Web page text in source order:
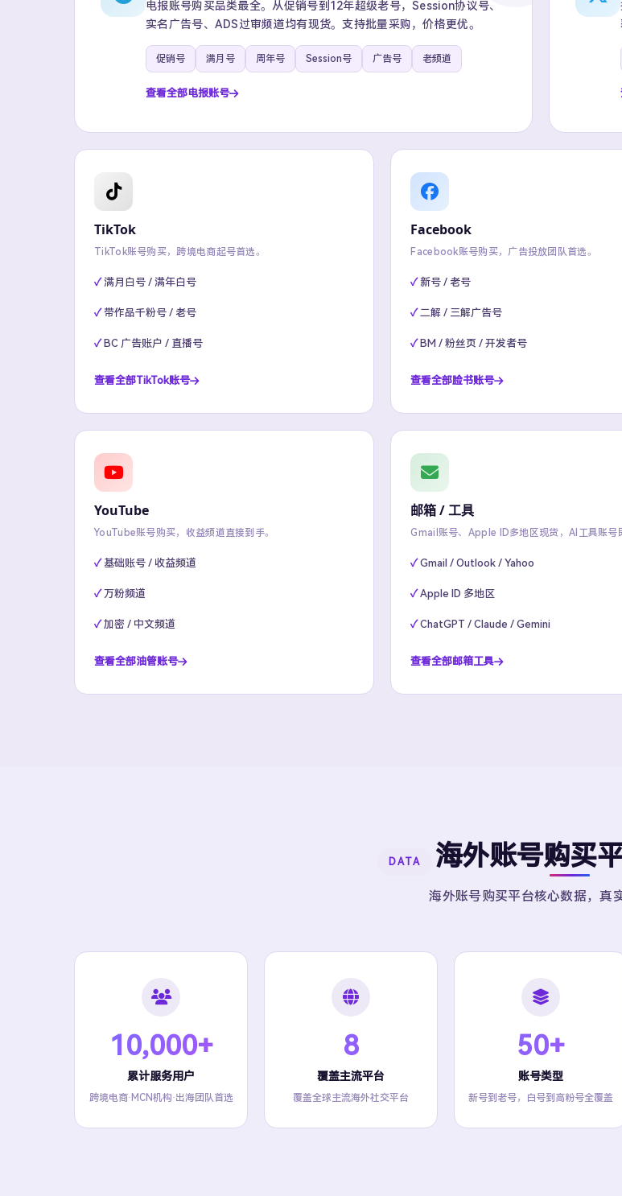
电报账号购买品类最全。从促销号到12年超级老号，Session协议号、
实名广告号、ADS过审频道均有现货。支持批量采购，价格更优。
促销号 满月号 周年号 Session号 广告号 老频道
查看全部电报账号
TikTok
TikTok账号购买，跨境电商起号首选。
满月白号 / 满年白号
带作品千粉号 / 老号
BC 广告账户 / 直播号
查看全部TikTok账号
Facebook
Facebook账号购买，广告投放团队首选。
新号 / 老号
二解 / 三解广告号
BM / 粉丝页 / 开发者号
查看全部脸书账号
YouTube
YouTube账号购买，收益频道直接到手。
基础账号 / 收益频道
万粉频道
加密 / 中文频道
查看全部油管账号
邮箱 / 工具
Gmail账号、Apple ID多地区现货，AI工具账号
Gmail / Outlook / Yahoo
Apple ID 多地区
ChatGPT / Claude / Gemini
查看全部邮箱工具
DATA 海外账号购买
海外账号购买平台核心数据，真
10,000+
累计服务用户
跨境电商·MCN机构·出海团队首选
8
覆盖主流平台
覆盖全球主流海外社交平台
50+
账号类型
新号到老号，白号到高粉号全覆盖